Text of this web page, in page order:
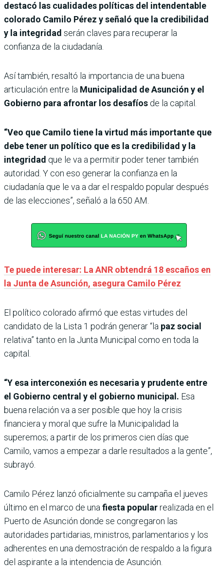
destacó las cualidades políticas del intendentable
colorado Camilo Pérez y señaló que la credibilidad
y la integridad serán claves para recuperar la
confianza de la ciudadanía.
Así también, resaltó la importancia de una buena
articulación entre la Municipalidad de Asunción y el
Gobierno para afrontar los desafíos de la capital.
“Veo que Camilo tiene la virtud más importante que
debe tener un político que es la credibilidad y la
integridad que le va a permitir poder tener también
autoridad. Y con eso generar la confianza en la
ciudadanía que le va a dar el respaldo popular después
de las elecciones”, señaló a la 650 AM.
Te puede interesar: La ANR obtendrá 18 escaños en
la Junta de Asunción, asegura Camilo Pérez
El político colorado afirmó que estas virtudes del
candidato de la Lista 1 podrán generar “la paz social
relativa” tanto en la Junta Municipal como en toda la
capital.
“Y esa interconexión es necesaria y prudente entre
el Gobierno central y el gobierno municipal. Esa
buena relación va a ser posible que hoy la crisis
financiera y moral que sufre la Municipalidad la
superemos; a partir de los primeros cien días que
Camilo, vamos a empezar a darle resultados a la gente”,
subrayó.
Camilo Pérez lanzó oficialmente su campaña el jueves
último en el marco de una fiesta popularrealizada en el
Puerto de Asunción donde se congregaron las
autoridades partidarias, ministros, parlamentarios y los
adherentes en una demostración de respaldo a la figura
del aspirante a la intendencia de Asunción.